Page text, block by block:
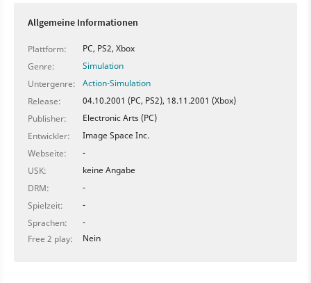
Allgemeine Informationen
Plattform:
PC, PS2, Xbox
Genre:
Simulation
Untergenre:
Action-Simulation
Release:
04.10.2001 (PC, PS2), 18.11.2001 (Xbox)
Publisher:
Electronic Arts (PC)
Entwickler:
Image Space Inc.
Webseite:
-
USK:
keine Angabe
DRM:
-
Spielzeit:
-
Sprachen:
-
Free 2 play:
Nein